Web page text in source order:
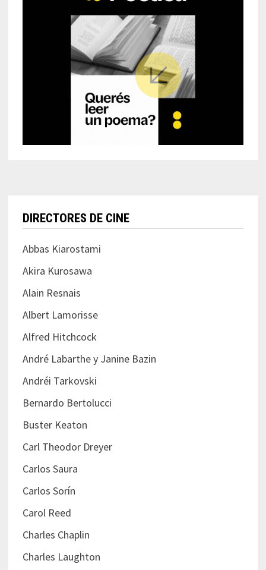
DIRECTORES DE CINE
Abbas Kiarostami
Akira Kurosawa
Alain Resnais
Albert Lamorisse
Alfred Hitchcock
André Labarthe y Janine Bazin
Andréi Tarkovski
Bernardo Bertolucci
Buster Keaton
Carl Theodor Dreyer
Carlos Saura
Carlos Sorín
Carol Reed
Charles Chaplin
Charles Laughton